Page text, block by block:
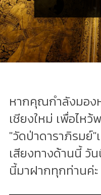
หากคุณกำลังมอง
เชียงใหม่ เพื่อไห
"วัดป่าดาราภิรมย์
เสียงทางด้านนี้ วั
นี้มาฝากทุกท่านค่ะ